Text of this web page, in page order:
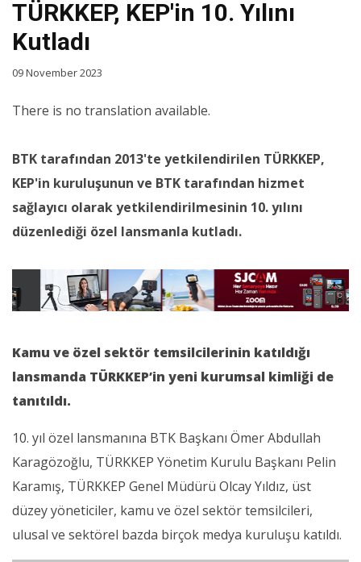
TÜRKKEP, KEP'in 10. Yılını
Kutladı
09 November 2023
There is no translation available.
BTK tarafından 2013'te yetkilendirilen TÜRKKEP,
KEP'in kuruluşunun ve BTK tarafından hizmet
sağlayıcı olarak yetkilendirilmesinin 10. yılını
düzenlediği özel lansmanla kutladı.
Kamu ve özel sektör temsilcilerinin katıldığı
lansmanda TÜRKKEP’in yeni kurumsal kimliği de
tanıtıldı.
10. yıl özel lansmanına BTK Başkanı Ömer Abdullah
Karagözoğlu, TÜRKKEP Yönetim Kurulu Başkanı Pelin
Karamış, TÜRKKEP Genel Müdürü Olcay Yıldız, üst
düzey yöneticiler, kamu ve özel sektör temsilcileri,
ulusal ve sektörel bazda birçok medya kuruluşu katıldı.